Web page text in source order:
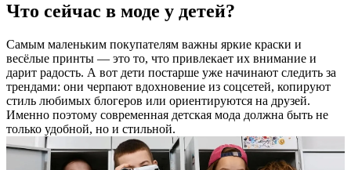
Что сейчас в моде у детей?
Самым маленьким покупателям важны яркие краски и
весёлые принты — это то, что привлекает их внимание и
дарит радость. А вот дети постарше уже начинают следить за
трендами: они черпают вдохновение из соцсетей, копируют
стиль любимых блогеров или ориентируются на друзей.
Именно поэтому современная детская мода должна быть не
только удобной, но и стильной.